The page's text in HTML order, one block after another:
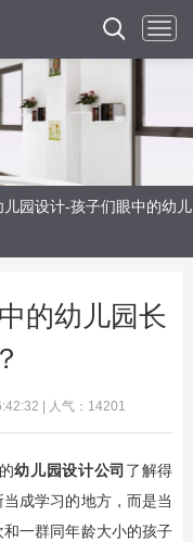
儿园设计-孩子们眼中的幼儿
的幼儿园长
| 人气：14201
幼儿园设计公司 了解得
成学习的地方，而是当
一群同年龄大小的孩子